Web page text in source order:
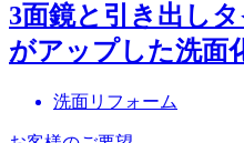
3面鏡と引き出し
がアップした洗面
洗面リフォーム